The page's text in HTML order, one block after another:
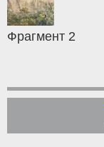
Фрагмент 2